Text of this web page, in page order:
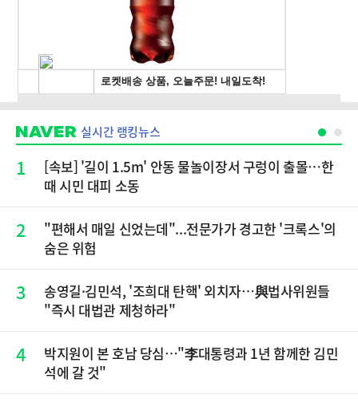
실시간 랭킹뉴스
1
[속보] '길이 1.5m' 안동 물놀이장서 구렁이 출몰…한
때 시민 대피 소동
2
"편해서 매일 신었는데"...전문가가 경고한 '크록스'의
숨은 위험
3
송영길·김민석, '조희대 탄핵' 외치자…與법사위원들
"즉시 대법관 제청하라"
4
박지원이 본 호남 당심…"李대통령과 1년 함께한 김민
석에 갈 것"